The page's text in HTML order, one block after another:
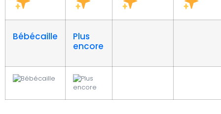
Bébécaille
Plus
encore